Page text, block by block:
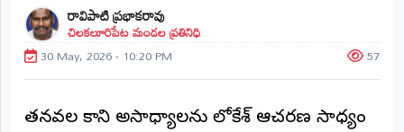
ప్రధాన
విభాగాలు
(MAIN)
రావిపాటి ప్రభాకరావు
చిలకలూరిపేట మండల ప్రతినిధి
30 May, 2026 - 10:20 PM 57
తనవల్ల కాని అసాధ్యాలను లోకేశ్ ఆచరణ సాధ్యం